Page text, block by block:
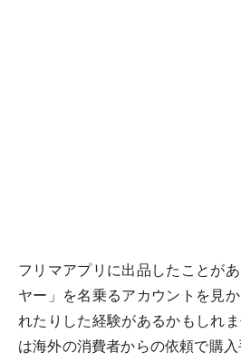
フリマアプリに出品したことが
ヤー」を名乗るアカウントを見
れたりした経験があるかもしれ
は海外の消費者からの依頼で購